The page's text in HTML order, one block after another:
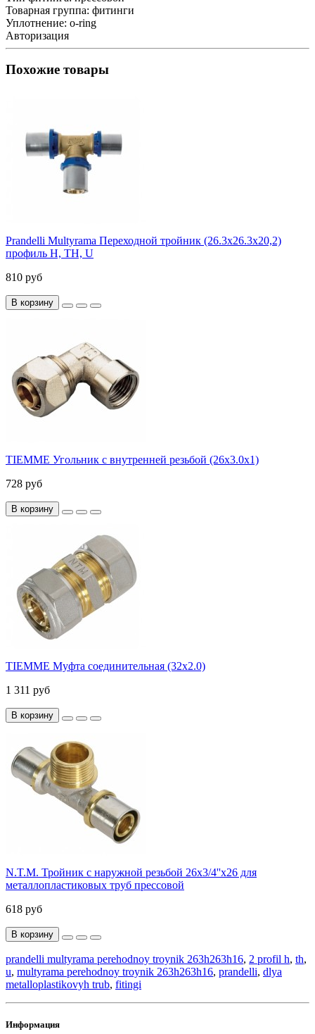
Товарная группа: фитинги
Уплотнение: o-ring
Авторизация
Похожие товары
Prandelli Multyrama Переходной тройник (26.3х26.3х20,2)
профиль H, TH, U
810 руб
В корзину
TIEMME Угольник с внутренней резьбой (26х3.0х1)
728 руб
В корзину
TIEMME Муфта соединительная (32х2.0)
1 311 руб
В корзину
N.T.M. Тройник с наружной резьбой 26x3/4''x26 для
металлопластиковых труб прессовой
618 руб
В корзину
prandelli multyrama perehodnoy troynik 263h263h16, 2 profil h, th,
u, multyrama perehodnoy troynik 263h263h16, prandelli, dlya
metalloplastikovyh trub, fitingi
Информация